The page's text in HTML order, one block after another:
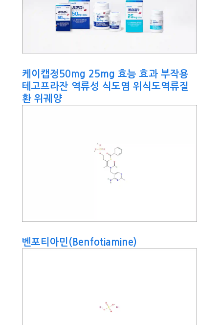
케이캡정50mg 25mg 효능 효과 부작용
테고프라잔 역류성 식도염 위식도역류질
환 위궤양
벤포티아민(Benfotiamine)